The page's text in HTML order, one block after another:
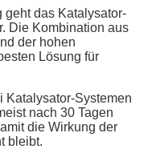
geht das Katalysator-
Die Kombination aus
der hohen
Lösung für
Katalysator-Systemen
nach 30 Tagen
die Wirkung der
bleibt.